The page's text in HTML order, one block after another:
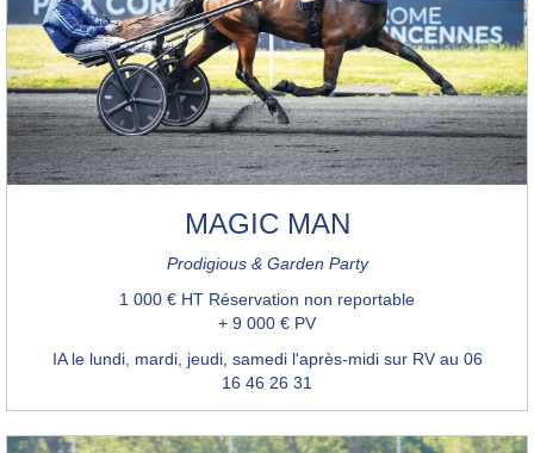
MAGIC MAN
Prodigious & Garden Party
1 000 € HT Réservation non reportable
+ 9 000 € PV
IA le lundi, mardi, jeudi, samedi l'après-midi sur RV au 06
16 46 26 31